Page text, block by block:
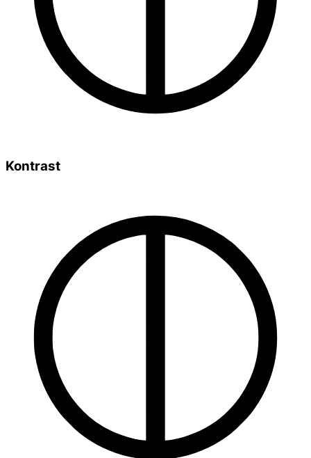
Kontrast